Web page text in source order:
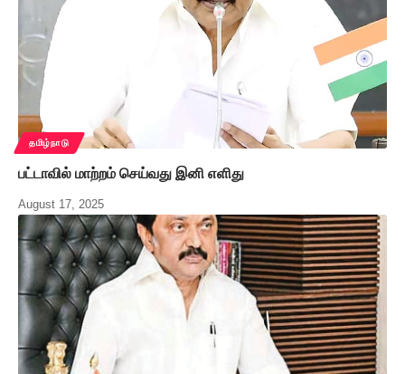
தமிழ்நாடு
பட்டாவில் மாற்றம் செய்வது இனி எளிது
August 17, 2025